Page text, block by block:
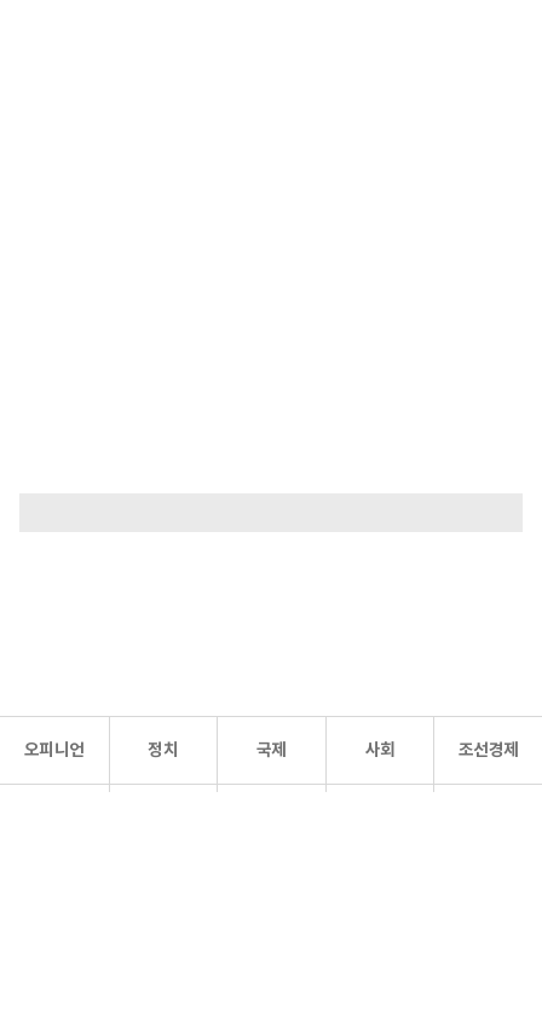
오피니언 정치 국제 사회 조선경제